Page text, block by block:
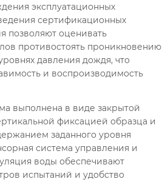
эксплуатационных
сертификационных
позволяют оценивать
противостоять проникновению
давления дождя, что
и воспроизводимость
выполнена в виде закрытой
фиксацией образца и
заданного уровня
система управления и
воды обеспечивают
испытаний и удобство